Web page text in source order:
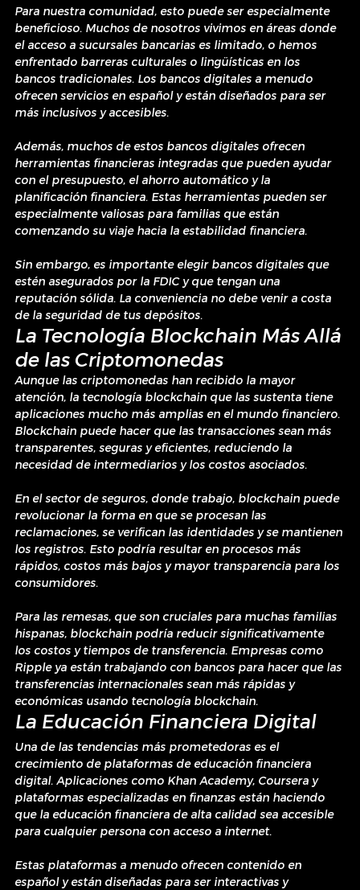
Para nuestra comunidad, esto puede ser especialmente
beneficioso. Muchos de nosotros vivimos en áreas donde
el acceso a sucursales bancarias es limitado, o hemos
enfrentado barreras culturales o lingüísticas en los
bancos tradicionales. Los bancos digitales a menudo
ofrecen servicios en español y están diseñados para ser
más inclusivos y accesibles.
Además, muchos de estos bancos digitales ofrecen
herramientas financieras integradas que pueden ayudar
con el presupuesto, el ahorro automático y la
planificación financiera. Estas herramientas pueden ser
especialmente valiosas para familias que están
comenzando su viaje hacia la estabilidad financiera.
Sin embargo, es importante elegir bancos digitales que
estén asegurados por la FDIC y que tengan una
reputación sólida. La conveniencia no debe venir a costa
de la seguridad de tus depósitos.
La Tecnología Blockchain Más Allá
de las Criptomonedas
Aunque las criptomonedas han recibido la mayor
atención, la tecnología blockchain que las sustenta tiene
aplicaciones mucho más amplias en el mundo financiero.
Blockchain puede hacer que las transacciones sean más
transparentes, seguras y eficientes, reduciendo la
necesidad de intermediarios y los costos asociados.
En el sector de seguros, donde trabajo, blockchain puede
revolucionar la forma en que se procesan las
reclamaciones, se verifican las identidades y se mantienen
los registros. Esto podría resultar en procesos más
rápidos, costos más bajos y mayor transparencia para los
consumidores.
Para las remesas, que son cruciales para muchas familias
hispanas, blockchain podría reducir significativamente
los costos y tiempos de transferencia. Empresas como
Ripple ya están trabajando con bancos para hacer que las
transferencias internacionales sean más rápidas y
económicas usando tecnología blockchain.
La Educación Financiera Digital
Una de las tendencias más prometedoras es el
crecimiento de plataformas de educación financiera
digital. Aplicaciones como Khan Academy, Coursera y
plataformas especializadas en finanzas están haciendo
que la educación financiera de alta calidad sea accesible
para cualquier persona con acceso a internet.
Estas plataformas a menudo ofrecen contenido en
español y están diseñadas para ser interactivas y